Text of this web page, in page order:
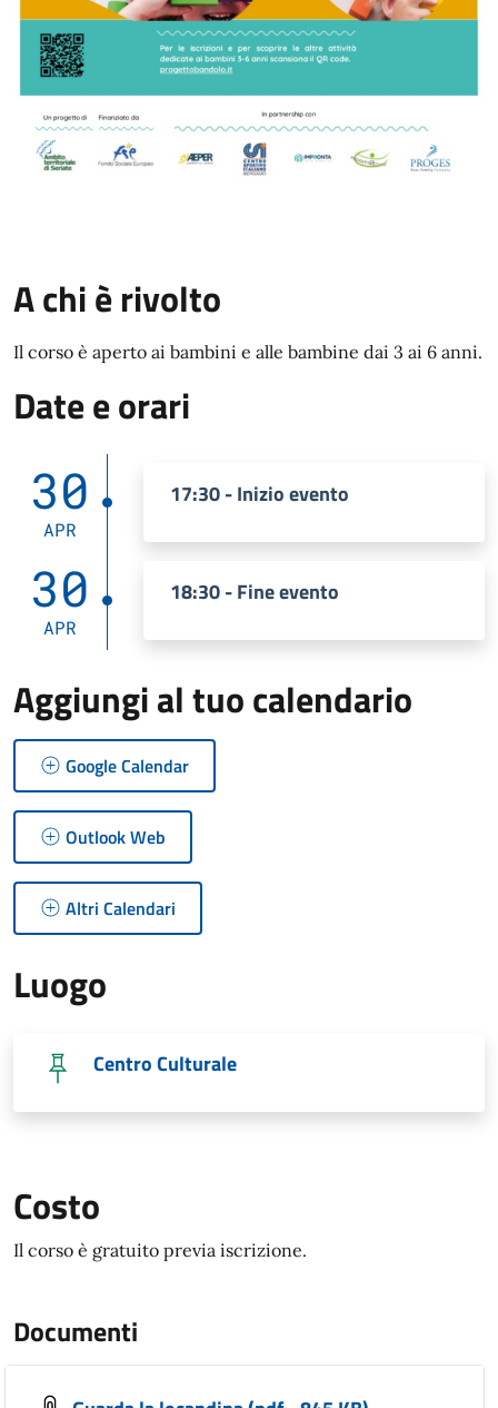
A chi è rivolto
Il corso è aperto ai bambini e alle bambine dai 3 ai 6 anni.
Date e orari
30
APR
17:30 - Inizio evento
30
APR
18:30 - Fine evento
Aggiungi al tuo calendario
Google Calendar
Outlook Web
Altri Calendari
Luogo
Centro Culturale
Costo
Il corso è gratuito previa iscrizione.
Documenti